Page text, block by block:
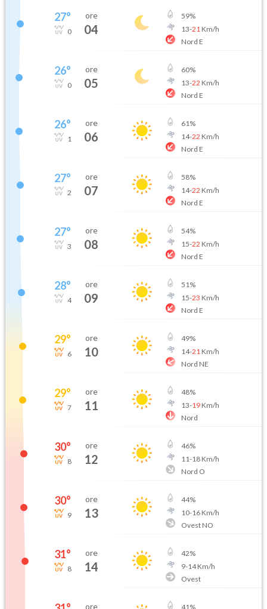
27°
0
ore
04
59%
13-21 Km/h
Nord E
26°
0
ore
05
60%
13-22 Km/h
Nord E
26°
1
ore
06
61%
14-22 Km/h
Nord E
27°
2
ore
07
58%
14-22 Km/h
Nord E
27°
3
ore
08
54%
15-22 Km/h
Nord E
28°
4
ore
09
51%
15-23 Km/h
Nord E
29°
6
ore
10
49%
14-21 Km/h
Nord NE
29°
7
ore
11
48%
13-19Km/h
Nord
30°
8
ore
12
46%
11-18Km/h
Nord O
30°
9
ore
13
44%
10-16Km/h
Ovest NO
31°
8
ore
14
42%
9-14Km/h
Ovest
ore 41 %